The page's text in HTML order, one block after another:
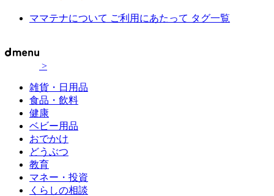
ママテナについて ご利用にあたって タグ一覧
>
雑貨・日用品
食品・飲料
健康
ベビー用品
おでかけ
どうぶつ
教育
マネー・投資
くらしの相談